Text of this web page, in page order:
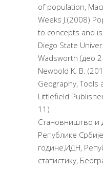
of population,
Weeks J.(2008)
to concepts and
Diego State
Wadsworth (део
Newbold K. B.
Geography, Tools
Littlefield
11)
Становништво и
Републике
године,ИДН,
статистику,